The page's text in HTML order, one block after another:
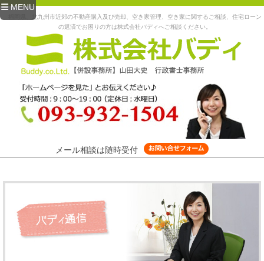
MENU
福岡県、北九州市近郊の不動産購入及び売却、空き家管理、空き家に関するご相談、住宅ローン
の返済でお困りの方は株式会社バディへご相談ください。
メール相談は随時受付